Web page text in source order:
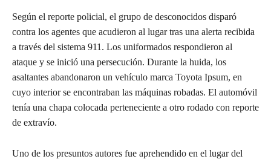
Según el reporte policial, el grupo de desconocidos disparó
contra los agentes que acudieron al lugar tras una alerta recibida
a través del sistema 911. Los uniformados respondieron al
ataque y se inició una persecución. Durante la huida, los
asaltantes abandonaron un vehículo marca Toyota Ipsum, en
cuyo interior se encontraban las máquinas robadas. El automóvil
tenía una chapa colocada perteneciente a otro rodado con reporte
de extravío.
Uno de los presuntos autores fue aprehendido en el lugar del